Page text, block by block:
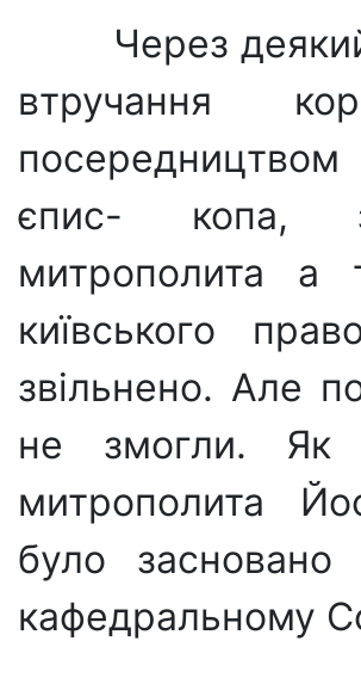
Через
втручання
посередництвом
єпис- копа,
митрополита
київського
звільнено. Але
не змогли. Як
митрополита
було засно­вано
кафедральному